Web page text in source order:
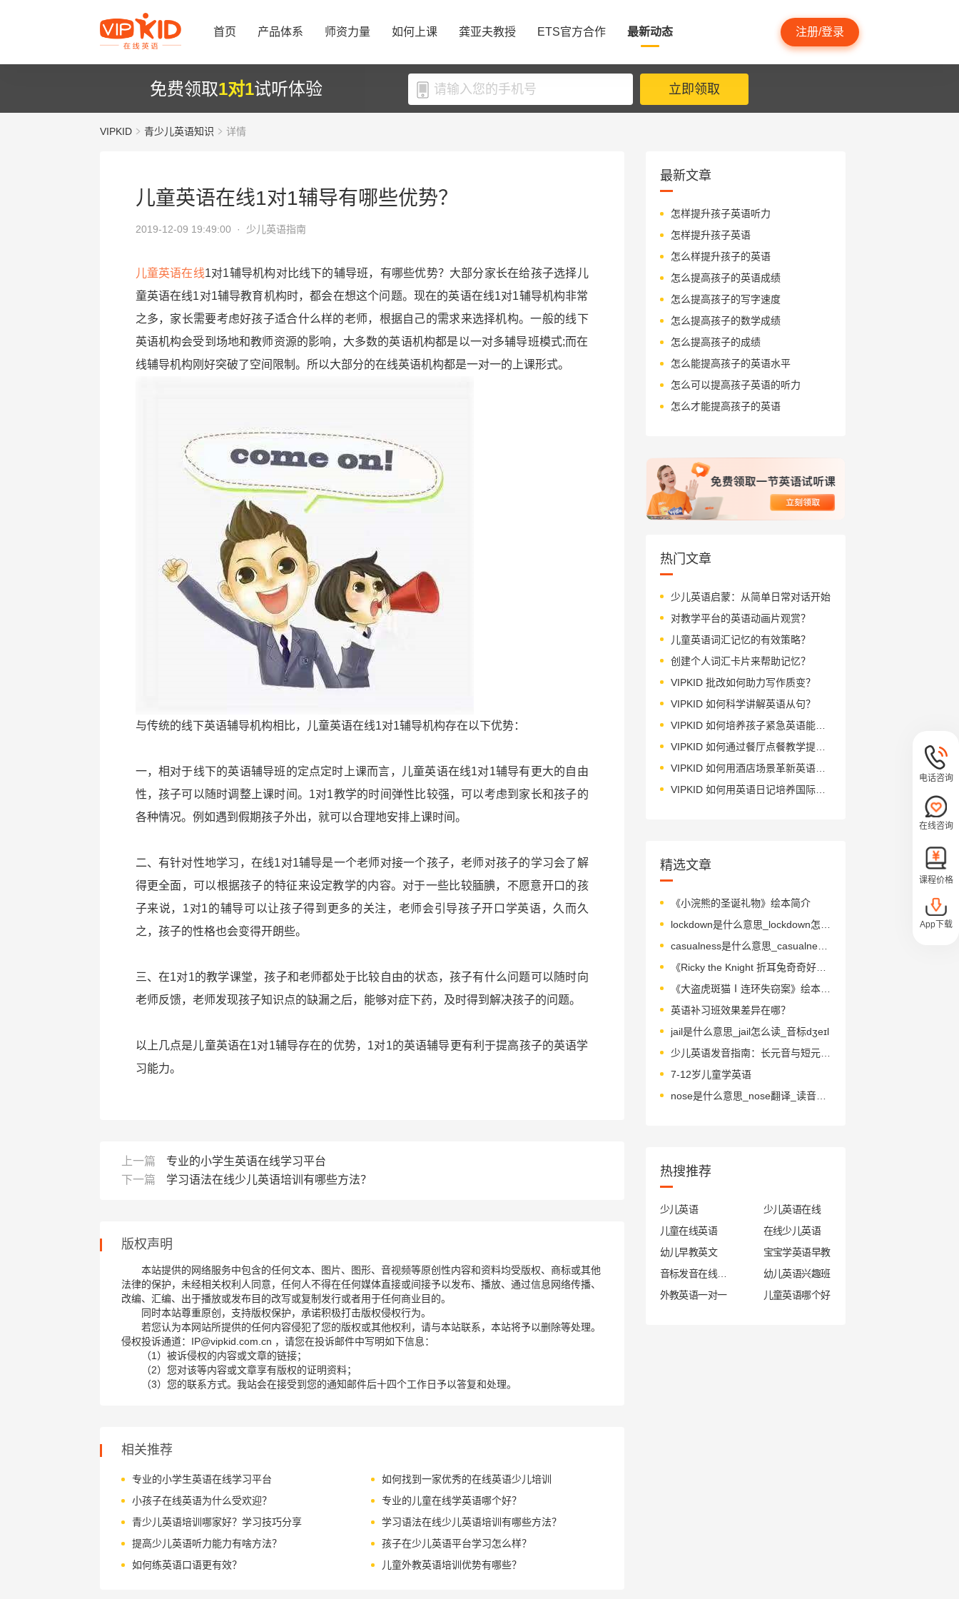
首页 产品体系 师资力量 如何上课 龚亚夫教授 ETS官方合作 最新动态 注册/登录
免费领取1对1试听体验 立即领取
VIPKID 青少儿英语知识 详情
儿童英语在线1对1辅导有哪些优势？
2019-12-09 19:49:00 · 少儿英语指南
儿童英语在线1对1辅导机构对比线下的辅导班，有哪些优势？大部分家长在给孩子选择儿
童英语在线1对1辅导教育机构时，都会在想这个问题。现在的英语在线1对1辅导机构非常
之多，家长需要考虑好孩子适合什么样的老师，根据自己的需求来选择机构。一般的线下
英语机构会受到场地和教师资源的影响，大多数的英语机构都是以一对多辅导班模式;而在
线辅导机构刚好突破了空间限制。所以大部分的在线英语机构都是一对一的上课形式。
与传统的线下英语辅导机构相比，儿童英语在线1对1辅导机构存在以下优势：
一，相对于线下的英语辅导班的定点定时上课而言，儿童英语在线1对1辅导有更大的自由
性，孩子可以随时调整上课时间。1对1教学的时间弹性比较强，可以考虑到家长和孩子的
各种情况。例如遇到假期孩子外出，就可以合理地安排上课时间。
二、有针对性地学习，在线1对1辅导是一个老师对接一个孩子，老师对孩子的学习会了解
得更全面，可以根据孩子的特征来设定教学的内容。对于一些比较腼腆，不愿意开口的孩
子来说，1对1的辅导可以让孩子得到更多的关注，老师会引导孩子开口学英语，久而久
之，孩子的性格也会变得开朗些。
三、在1对1的教学课堂，孩子和老师都处于比较自由的状态，孩子有什么问题可以随时向
老师反馈，老师发现孩子知识点的缺漏之后，能够对症下药，及时得到解决孩子的问题。
以上几点是儿童英语在1对1辅导存在的优势，1对1的英语辅导更有利于提高孩子的英语学
习能力。
上一篇
专业的小学生英语在线学习平台
下一篇
学习语法在线少儿英语培训有哪些方法？
版权声明
本站提供的网络服务中包含的任何文本、图片、图形、音视频等原创性内容和资料均受版权、商标或其他
法律的保护，未经相关权利人同意，任何人不得在任何媒体直接或间接予以发布、播放、通过信息网络传播、
改编、汇编、出于播放或发布目的改写或复制发行或者用于任何商业目的。
同时本站尊重原创，支持版权保护，承诺积极打击版权侵权行为。
若您认为本网站所提供的任何内容侵犯了您的版权或其他权利，请与本站联系，本站将予以删除等处理。
侵权投诉通道：IP@vipkid.com.cn ，请您在投诉邮件中写明如下信息：
（1）被诉侵权的内容或文章的链接；
（2）您对该等内容或文章享有版权的证明资料；
（3）您的联系方式。我站会在接受到您的通知邮件后十四个工作日予以答复和处理。
相关推荐
专业的小学生英语在线学习平台
如何找到一家优秀的在线英语少儿培训
小孩子在线英语为什么受欢迎？
专业的儿童在线学英语哪个好？
青少儿英语培训哪家好？学习技巧分享
学习语法在线少儿英语培训有哪些方法？
提高少儿英语听力能力有啥方法？
孩子在少儿英语平台学习怎么样？
如何练英语口语更有效？
儿童外教英语培训优势有哪些？
最新文章
怎样提升孩子英语听力
怎样提升孩子英语
怎么样提升孩子的英语
怎么提高孩子的英语成绩
怎么提高孩子的写字速度
怎么提高孩子的数学成绩
怎么提高孩子的成绩
怎么能提高孩子的英语水平
怎么可以提高孩子英语的听力
怎么才能提高孩子的英语
热门文章
少儿英语启蒙：从简单日常对话开始
对教学平台的英语动画片观赏？
儿童英语词汇记忆的有效策略？
创建个人词汇卡片来帮助记忆？
VIPKID 批改如何助力写作质变？
VIPKID 如何科学讲解英语从句？
VIPKID 如何培养孩子紧急英语能力？
VIPKID 如何通过餐厅点餐教学提升少儿英语应用能力？
VIPKID 如何用酒店场景革新英语教学？
VIPKID 如何用英语日记培养国际化人才？
精选文章
《小浣熊的圣诞礼物》绘本简介
casualness是什么意思_casualness怎么读_音标'kæʒʊəlnəs
《Ricky the Knight 折耳兔奇奇好棒系列:橡树下的秘密》绘本简介
《大盗虎斑猫Ⅰ连环失窃案》绘本简介
英语补习班效果差异在哪？
jail是什么意思_jail怎么读_音标dʒeɪl
少儿英语发音指南：长元音与短元音的对比练习
7-12岁儿童学英语
nose是什么意思_nose翻译_读音_用法_翻译
热搜推荐
少儿英语
少儿英语在线
儿童在线英语
在线少儿英语
幼儿早教英文
宝宝学英语早教
幼儿英语兴趣班
外教英语一对一
儿童英语哪个好
电话咨询
在线咨询
课程价格
App下载